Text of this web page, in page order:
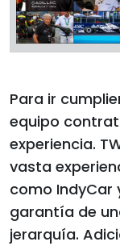
Para ir
equipo
experiencia.
vasta
como IndyCar
garantía de
jerarquía.